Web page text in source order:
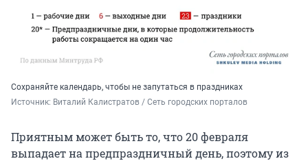
Сохраняйте календарь, чтобы не запутаться в праздниках
Источник: Виталий Калистратов / Сеть городских порталов
Приятным может быть то, что 20 февраля
выпадает на предпраздничный день, поэтому из